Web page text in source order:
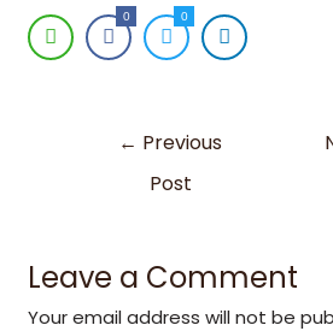
0 0
← Previous
Post
Leave a Comment
Your email address will not be